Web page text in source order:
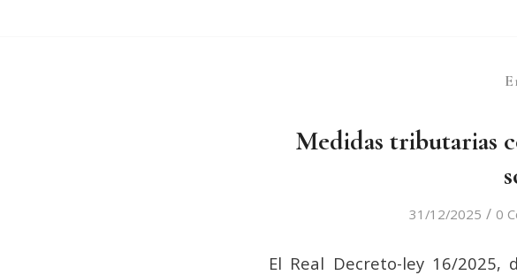
Medidas tributarias
31/12/2025 / 0
El Real Decreto-ley 16/